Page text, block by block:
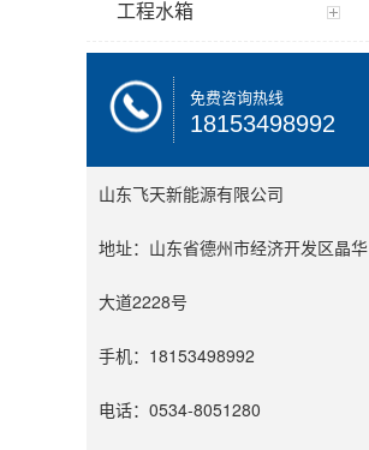
工程水箱
免费咨询热线
18153498992
山东飞天新能源有限公司
地址：山东省德州市经济开发区晶华
大道2228号
手机：18153498992
电话：0534-8051280